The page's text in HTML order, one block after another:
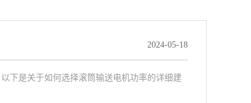
2024-05-18
下是关于如何选择滚筒输送电机功率的详细建